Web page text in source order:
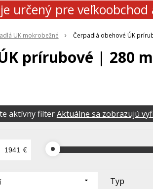
určený pre
UK mokrobežné Čerpadlá obehové ÚK
prírubové | 280
aktívny filterAktuálne sa zobrazujú
€
Typ